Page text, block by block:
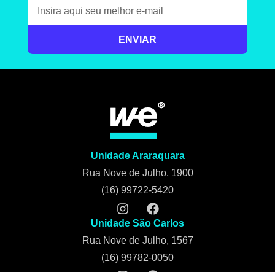
ENVIAR
Unidade Araraquara
Rua Nove de Julho, 1900
(16) 99722-5420
Unidade São Carlos
Rua Nove de Julho, 1567
(16) 99782-0050